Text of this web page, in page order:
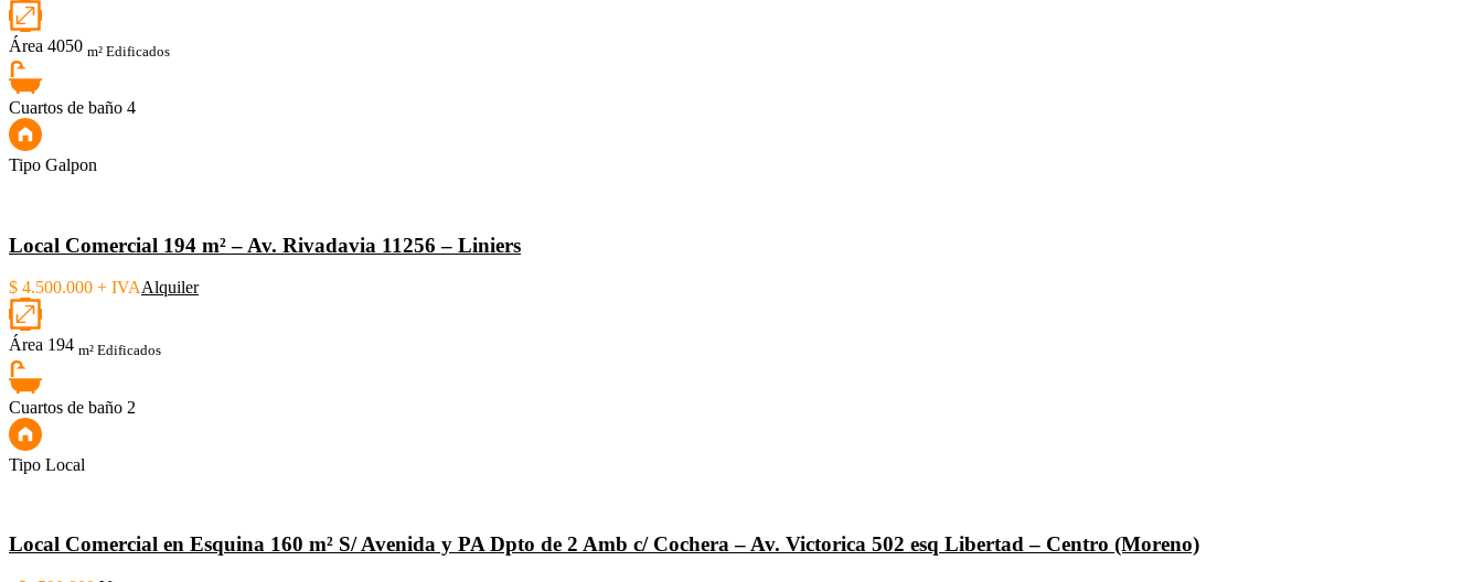
Área 4050 m² Edificados
Cuartos de baño 4
Tipo Galpon
Local Comercial 194 m² – Av. Rivadavia 11256 – Liniers
$ 4.500.000 + IVAAlquiler
Área 194 m² Edificados
Cuartos de baño 2
Tipo Local
Local Comercial en Esquina 160 m² S/ Avenida y PA Dpto de 2 Amb c/ Cochera – Av. Victorica 502 esq Libertad – Centro (Moreno)